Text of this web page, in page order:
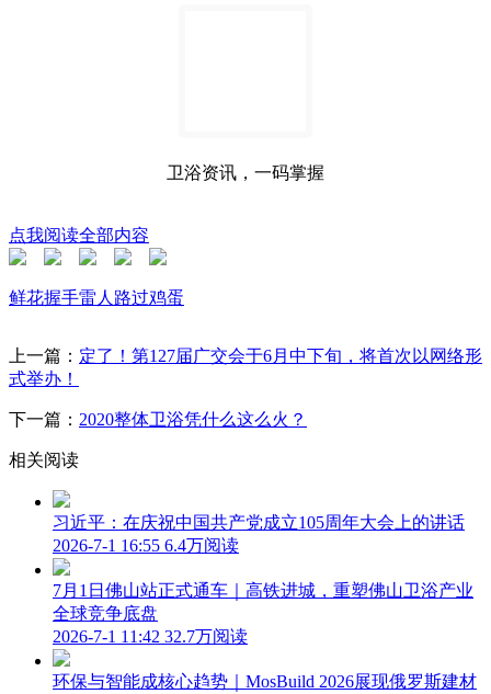
卫浴资讯，一码掌握
点我阅读全部内容
鲜花握手雷人路过鸡蛋
上一篇： 定了！第127届广交会于6月中下旬，将首次以网络形
式举办！
下一篇： 2020整体卫浴凭什么这么火？
相关阅读
习近平：在庆祝中国共产党成立105周年大会上的讲话
2026-7-1 16:55 6.4万阅读
7月1日佛山站正式通车｜高铁进城，重塑佛山卫浴产业
全球竞争底盘
2026-7-1 11:42 32.7万阅读
环保与智能成核心趋势｜MosBuild 2026展现俄罗斯建材